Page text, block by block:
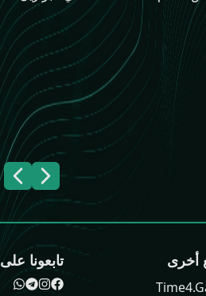
أخرى تابعونا على